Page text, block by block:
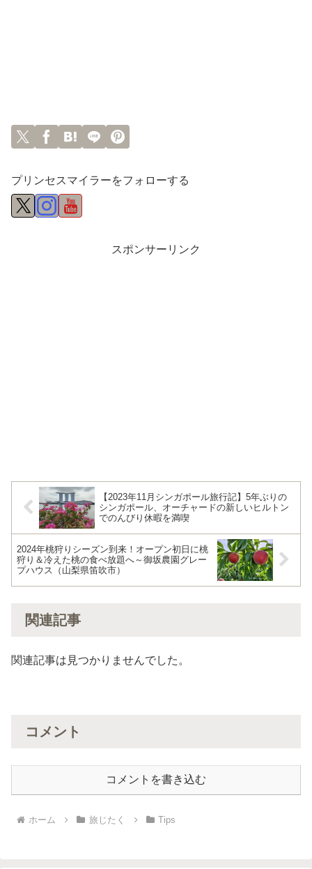
プリンセスマイラーをフォローする
スポンサーリンク
【2023年11月シンガポール旅行記】5年ぶりの
シンガポール、オーチャードの新しいヒルトン
でのんびり休暇を満喫
2024年桃狩りシーズン到来！オープン初日に桃
狩り＆冷えた桃の食べ放題へ～御坂農園グレー
プハウス（山梨県笛吹市）
関連記事
関連記事は見つかりませんでした。
コメント
コメントを書き込む
ホーム 旅じたく Tips